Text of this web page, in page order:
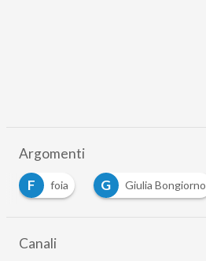
Argomenti
F
foia G Giulia Bongiorno
Canali